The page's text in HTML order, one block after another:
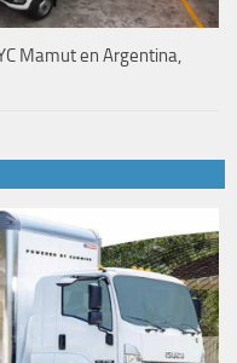
Mamut en Argentina,